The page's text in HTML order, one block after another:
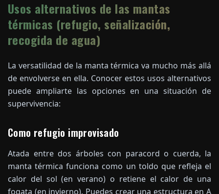
Usos alternativos de las mantas
térmicas (refugio, señalización,
recogida de agua)
La versatilidad de la manta térmica va mucho más allá
de envolverse en ella. Conocer estos usos alternativos
puede ampliarte las opciones en una situación de
supervivencia:
Como refugio improvisado
Atada entre dos árboles con paracord o cuerda, la
manta térmica funciona como un toldo que refleja el
calor del sol (en verano) o retiene el calor de una
fogata (en invierno). Puedes crear una estructura en A